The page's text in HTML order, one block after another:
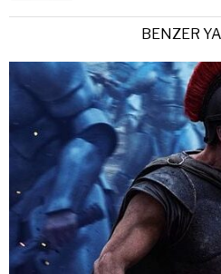
BENZER